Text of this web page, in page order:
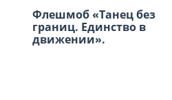
Флешмоб «Танец без
границ. Единство в
движении».
Приглашаем принять
участие в Акции
«Бессмертный полк» 9